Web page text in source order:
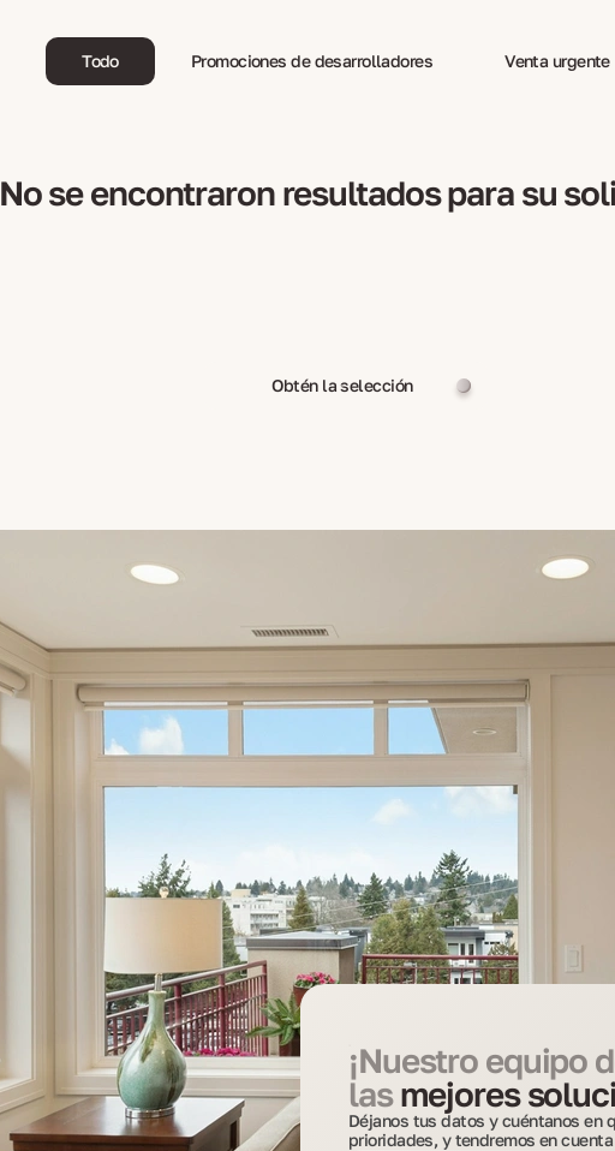
Todo Promociones de desarrolladores Venta urgente
No se encontraron resultados para su
Obtén la selección
¡Nuestro equipo
lasmejores
Déjanos tus datos y cuéntanos en
prioridades, y tendremos en